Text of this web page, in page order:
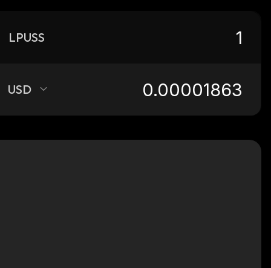
LPUSS
USD